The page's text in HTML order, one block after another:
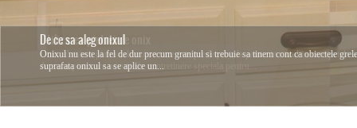
Utilizarea pietrei de onix
Onix-ul este o piatra calcaroasa care este predispusa la patare in cazul in care
Aceasta piatra are nevoie de o intretinere speciala pentru...